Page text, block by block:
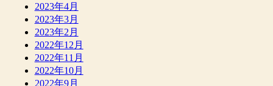
2023年4月
2023年3月
2023年2月
2022年12月
2022年11月
2022年10月
2022年9月